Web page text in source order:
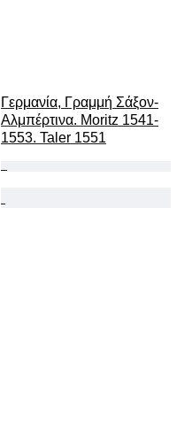
Γερμανία, Γραμμή Σάξον-
Αλμπέρτινα. Moritz 1541-
1553. Taler 1551